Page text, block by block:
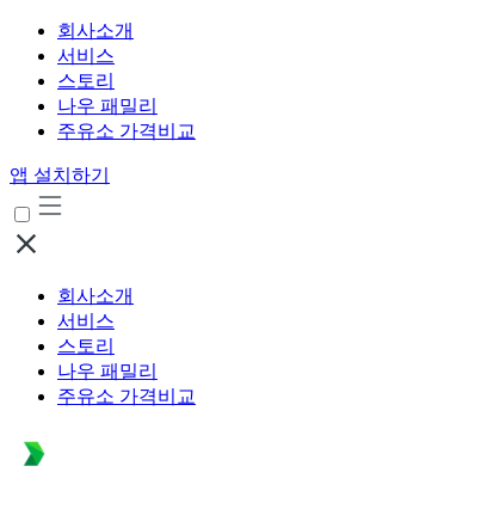
회사소개
서비스
스토리
나우 패밀리
주유소 가격비교
앱 설치하기
회사소개
서비스
스토리
나우 패밀리
주유소 가격비교